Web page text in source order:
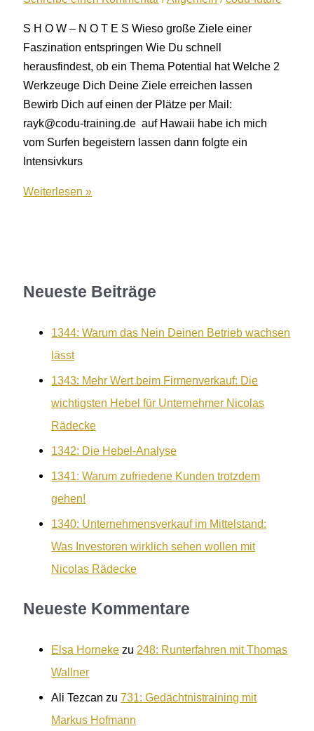
S H O W – N O T E S Wieso große Ziele einer
Faszination entspringen Wie Du schnell
herausfindest, ob ein Thema Potential hat Welche 2
Werkzeuge Dich Deine Ziele erreichen lassen
Bewirb Dich auf einen der Plätze per Mail:
rayk@codu-training.de auf Hawaii habe ich mich
vom Surfen begeistern lassen dann folgte ein
Intensivkurs
93:
Weiterlesen »
Neueste Beiträge
1344: Warum das Nein Deinen Betrieb wachsen
lässt
1343: Mehr Wert beim Firmenverkauf: Die
wichtigsten Hebel für Unternehmer Nicolas
Rädecke
1342: Die Hebel-Analyse
1341: Warum zufriedene Kunden trotzdem
gehen!
1340: Unternehmensverkauf im Mittelstand:
Was Investoren wirklich sehen wollen mit
Nicolas Rädecke
Neueste Kommentare
Elsa Horneke zu 248: Runterfahren mit Thomas
Wallner
Ali Tezcan zu731: Gedächtnistraining mit
Markus Hofmann